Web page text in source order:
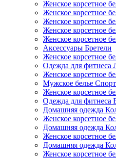
Женское корсетное
Женское корсетное
Женское корсетное
Женское корсетное
Женское корсетное
Аксессуары Бретели
Женское корсетное
Одежда для фитнеса
Женское корсетное
Мужское белье
Женское корсетное
Одежда для фитнеса
Домашняя одежда
Женское корсетное
Домашняя одежда
Женское корсетное
Домашняя одежда
Женское корсетное